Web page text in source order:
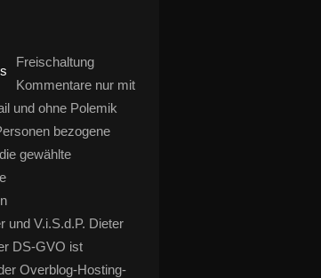
Freischaltung
Kommentare nur mit
und ohne Polemik
bezogene
gewählte
und V.i.S.d.P. Dieter
DS-GVO ist
Overblog-Hosting-